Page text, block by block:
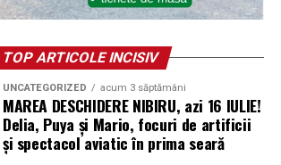
TOP ARTICOLE INCISIV
UNCATEGORIZED acum 3 săptămâni
MAREA DESCHIDERE NIBIRU, azi 16 IULIE!
Delia, Puya și Mario, focuri de artificii
și spectacol aviatic în prima seară